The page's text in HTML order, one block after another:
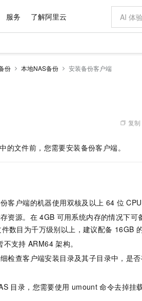
服务 了解阿里云
份 本地NAS备份 安装备份客户端
复制
的文件前，您需要安装备份客户端。
客户端的机器使用双核及以上 64 位
资源。在 4GB 可用系统内存的情况下可
数目为千万级别以上，建议配备 16GB
不支持 ARM64 架构。
检查客户端安装目录及其子目录中，是
目录，您需要使用 umount 命令去掉挂
旗舰 MoE 大模型，百万上下文与顶尖推理能力
GLM-5.2
上下文，专为长程任务能力而生
图
工智能平台 PAI 大模型
站式AI开发、训练和推理服务
器服务 Kubernetes 版 ACK
供一站式管理容器应用的 K8s 服务
云
云
分钟轻松部署专属 QwenPaw HOT
从聊天伙伴进化为能主动干活的本地数字员工
一
特惠
Plan 模型订阅计划 NEW
Max 首发尝鲜，限时加量 10 倍，夜间低至2
小智 AI 建站低至 15元/月
.CN域名，送备案服务码
Plan 支持 Qwen 3.8-Max
间 5 折，Qwen/Meoo/TokenPlan 客户专享
AI
从
AI
AI
格计算器
自助选配和估算价格
据与 API
文字识别
递物流查询
业应用
基
建
为产品伙伴 产
服
业增值服务
业成长
阿
佳实践
见新力量
市
高
云
科